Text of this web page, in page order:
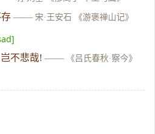
—— 宋·王安石 《游褒禅山记》
不悲哉! —— 《吕氏春秋·察今》